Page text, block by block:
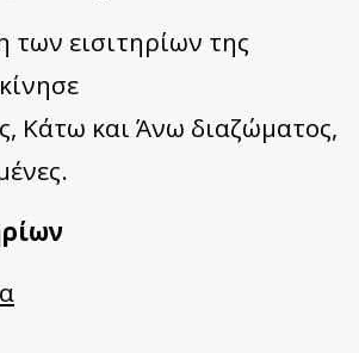
εισιτηρίων της
Κάτω και Άνω διαζώματος,